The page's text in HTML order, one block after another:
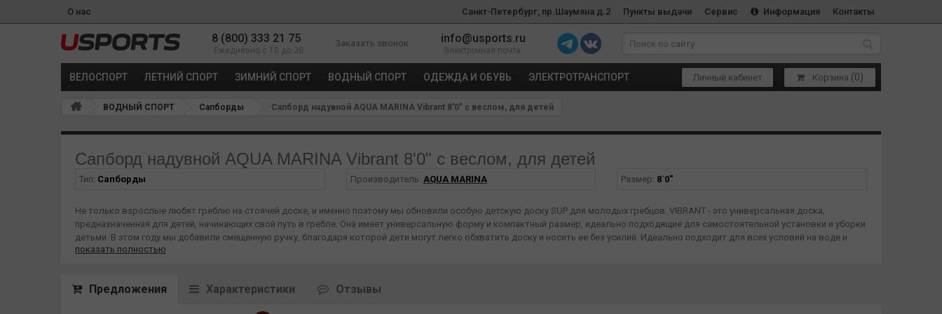
О нас Санкт-Петербург, пр.Шаумяна д.2 Пункты выдачи Сервис Информация Контакты
8 (800) 333 21 75
Ежедневно с 10 до 20
Заказать звонок info@usports.ru
Электронная почта
ВЕЛОСПОРТ ЛЕТНИЙ СПОРТ ЗИМНИЙ СПОРТ ВОДНЫЙ СПОРТ ОДЕЖДА И ОБУВЬ ЭЛЕКТРОТРАНСПОРТ Личный кабинет Корзина (0)
ВОДНЫЙ СПОРТ Сапборды Сапборд надувной AQUA MARINA Vibrant 8'0" с веслом, для детей
Сапборд надувной AQUA MARINA Vibrant 8'0" с веслом, для детей
Тип: Сапборды Производитель: AQUA MARINA Размер: 8`0"
Не только взрослые любят греблю на стоячей доске, и именно поэтому мы обновили особую детскую доску SUP для молодых гребцов. VIBRANT - это универсальная доска,
предназначенная для детей, начинающих свой путь в гребле. Она имеет универсальную форму и компактный размер, идеально подходящие для самостоятельной установки и уборки
детьми. В этом году мы добавили смещенную ручку, благодаря которой дети могут легко обхватить доску и носить ее без усилий. Идеально подходит для всех условий на воде и
детей весом до 60 кг. Устойчивая и легко управляемая, VIBRANT особенно удобна для молодого поколения!
- Габариты: 244 х 71 х 10 см
- Объём: 140 л
показать полностью
Предложения Характеристики Отзывы